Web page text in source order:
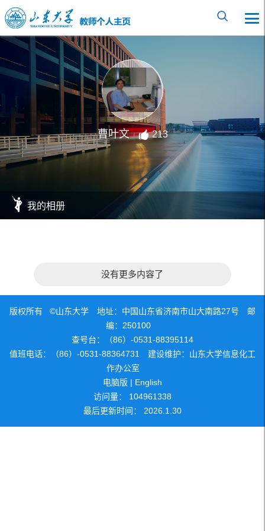
曹叶文 213
我的相册
没有更多内容了
版权所有 ©山东大学 地址：中国山东省济南市山大南路27号 邮
编：250100
查号台：（86）-0531-88395114
值班电话：（86）-0531-88364731 建设维护：山东大学信息化工
作办公室
电脑版 | English
访问量： 104961338
最后更新时间： 2026 1 30